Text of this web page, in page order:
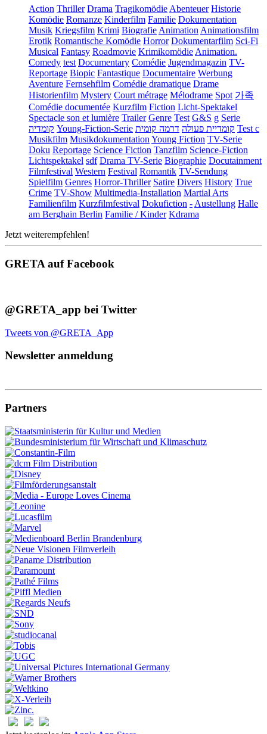
Action Thriller Drama Tragikomödie Abenteuer Historie
Komödie Romanze Kinderfilm Familie Dokumentation
Musik Kriegsfilm Krimi Biografie Animation Animationsfilm
Erotik Romantische Komödie Horror Dokumentarfilm Sci-Fi
Musical Fantasy Roadmovie Krimikomödie Animation.
Comedy test Documentary Comédie Jugendmagazin TV-
Reportage Biopic Fantastique Documentaire Werbung
Aventure Fernsehfilm Comédie dramatique Drame
Historienfilm Mystery Court métrage Mélodrame Spot 가족
Comédie documentée Kurzfilm Fiction Licht-Spektakel
Spectacle son et lumière Trailer Genre Test G&S g Serie
קומדיה Young-Fiction-Serie קומדיית פעולה דרמה קומית
Test c
Musikfilm Musikdokumentation Young Fiction TV-Serie
Doku Reportage Science Fiction Tanzfilm Science-Fiction
Lichtspektakel sdf Drama TV-Serie Biographie Docutainment
Filmfestival Western Festival Romantik TV-Sendung
Spielfilm Genres Horror-Thriller Satire Divers History True
Crime TV-Show Multimedia-Installation Martial Arts
Familienfilm Kurzfilmfestival Dokufiction - Austellung Halle
am Berghain Berlin Familie / Kinder Kdrama
Jetzt weiterempfehlen!
GRETA auf Facebook
@GRETA_app bei Twitter
Tweets von @GRETA_App
Newsletter anmeldung
Partners